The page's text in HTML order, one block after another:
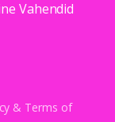
Vahendid
& Terms of